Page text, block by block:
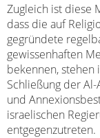
Zugleich ist diese
dass die auf
gegründete
gewissenhaften
bekennen, stehen
Schließung der
und
israelischen
entgegenzutreten.